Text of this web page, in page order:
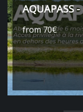
AQUAPASS
from 70€